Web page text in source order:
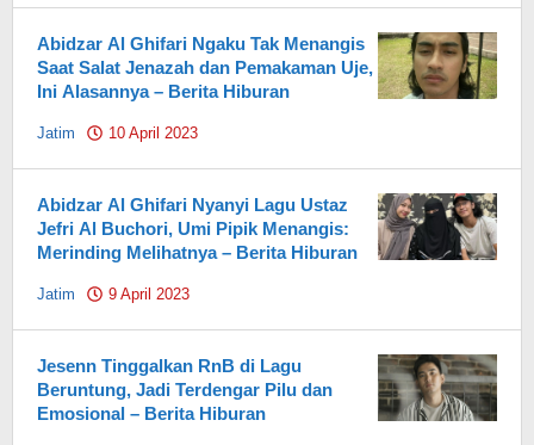
Abidzar Al Ghifari Ngaku Tak Menangis
Saat Salat Jenazah dan Pemakaman Uje,
Ini Alasannya – Berita Hiburan
Jatim 10 April 2023
Abidzar Al Ghifari Nyanyi Lagu Ustaz
Jefri Al Buchori, Umi Pipik Menangis:
Merinding Melihatnya – Berita Hiburan
Jatim 9 April 2023
Jesenn Tinggalkan RnB di Lagu
Beruntung, Jadi Terdengar Pilu dan
Emosional – Berita Hiburan